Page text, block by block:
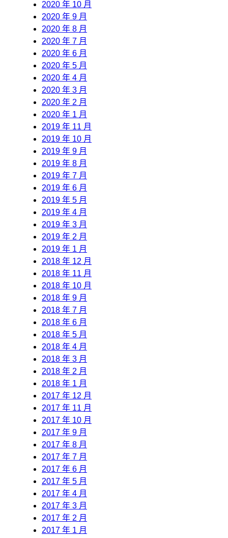
2020 年 10 月
2020 年 9 月
2020 年 8 月
2020 年 7 月
2020 年 6 月
2020 年 5 月
2020 年 4 月
2020 年 3 月
2020 年 2 月
2020 年 1 月
2019 年 11 月
2019 年 10 月
2019 年 9 月
2019 年 8 月
2019 年 7 月
2019 年 6 月
2019 年 5 月
2019 年 4 月
2019 年 3 月
2019 年 2 月
2019 年 1 月
2018 年 12 月
2018 年 11 月
2018 年 10 月
2018 年 9 月
2018 年 7 月
2018 年 6 月
2018 年 5 月
2018 年 4 月
2018 年 3 月
2018 年 2 月
2018 年 1 月
2017 年 12 月
2017 年 11 月
2017 年 10 月
2017 年 9 月
2017 年 8 月
2017 年 7 月
2017 年 6 月
2017 年 5 月
2017 年 4 月
2017 年 3 月
2017 年 2 月
2017 年 1 月